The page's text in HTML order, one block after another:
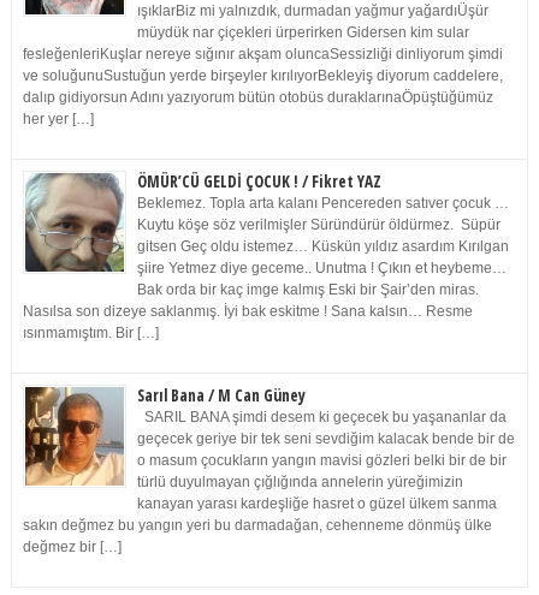
ışıklarBiz mi yalnızdık, durmadan yağmur yağardıÜşür
müydük nar çiçekleri ürperirken Gidersen kim sular
fesleğenleriKuşlar nereye sığınır akşam oluncaSessizliği dinliyorum şimdi
ve soluğunuSustuğun yerde birşeyler kırılıyorBekleyiş diyorum caddelere,
dalıp gidiyorsun Adını yazıyorum bütün otobüs duraklarınaÖpüştüğümüz
her yer […]
ÖMÜR’CÜ GELDİ ÇOCUK ! / Fikret YAZ
Beklemez. Topla arta kalanı Pencereden satıver çocuk …
Kuytu köşe söz verilmişler Süründürür öldürmez. Süpür
gitsen Geç oldu istemez… Küskün yıldız asardım Kırılgan
şiire Yetmez diye geceme.. Unutma ! Çıkın et heybeme…
Bak orda bir kaç imge kalmış Eski bir Şair’den miras.
Nasılsa son dizeye saklanmış. İyi bak eskitme ! Sana kalsın… Resme
ısınmamıştım. Bir […]
Sarıl Bana / M Can Güney
SARIL BANA şimdi desem ki geçecek bu yaşananlar da
geçecek geriye bir tek seni sevdiğim kalacak bende bir de
o masum çocukların yangın mavisi gözleri belki bir de bir
türlü duyulmayan çığlığında annelerin yüreğimizin
kanayan yarası kardeşliğe hasret o güzel ülkem sanma
sakın değmez bu yangın yeri bu darmadağan, cehenneme dönmüş ülke
değmez bir […]